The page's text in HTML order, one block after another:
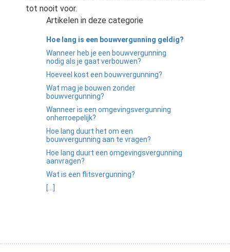
tot nooit voor.
Artikelen in deze categorie
Hoe lang is een bouwvergunning geldig?
Wanneer heb je een bouwvergunning
nodig als je gaat verbouwen?
Hoeveel kost een bouwvergunning?
Wat mag je bouwen zonder
bouwvergunning?
Wanneer is een omgevingsvergunning
onherroepelijk?
Hoe lang duurt het om een
bouwvergunning aan te vragen?
Hoe lang duurt een omgevingsvergunning
aanvragen?
Wat is een flitsvergunning?
[...]